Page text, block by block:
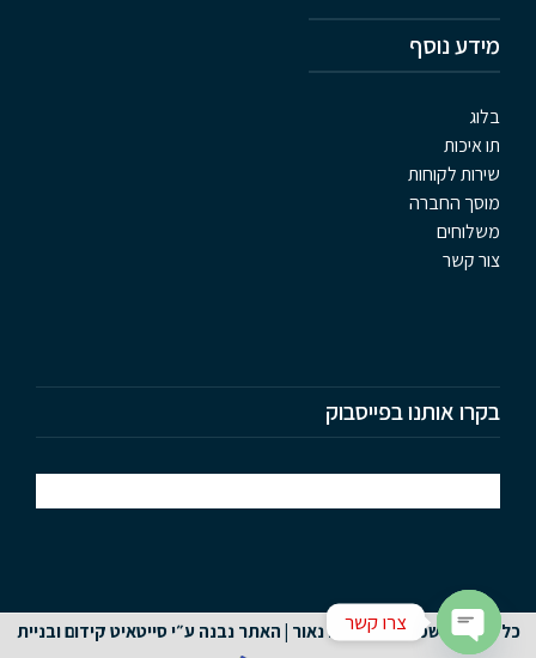
מידע נוסף
בלוג
תו איכות
שירות לקוחות
מוסך החברה
משלוחים
צור קשר
בקרו אותנו בפייסבוק
כל הזכויות שמורות לשלמה נאור | האתר נבנה ע״י סייטאיט קידום ובניית
צרו קשר